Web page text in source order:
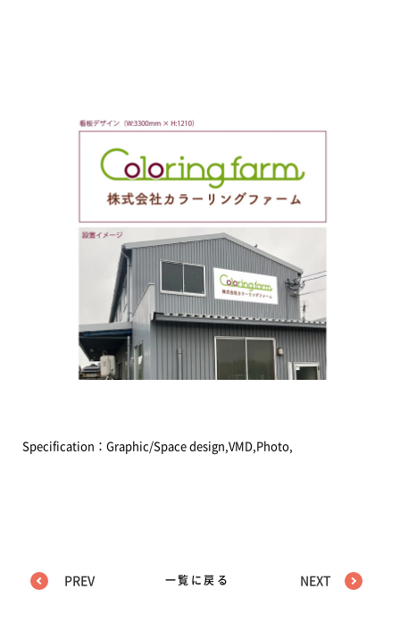
Specification：Graphic/Space design,VMD,Photo,
PREV 一覧に戻る NEXT